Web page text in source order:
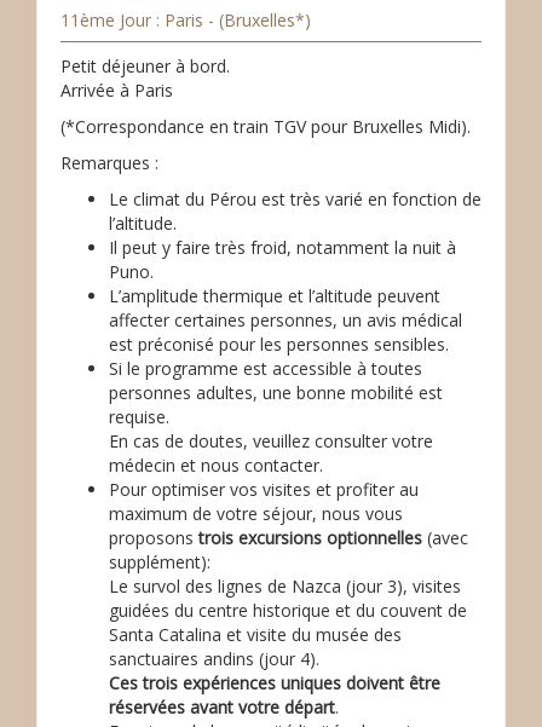
11ème Jour : Paris - (Bruxelles*)
Petit déjeuner à bord.
Arrivée à Paris
(*Correspondance en train TGV pour Bruxelles Midi).
Remarques :
Le climat du Pérou est très varié en fonction de
l’altitude.
Il peut y faire très froid, notamment la nuit à
Puno.
L’amplitude thermique et l’altitude peuvent
affecter certaines personnes, un avis médical
est préconisé pour les personnes sensibles.
Si le programme est accessible à toutes
personnes adultes, une bonne mobilité est
requise.
En cas de doutes, veuillez consulter votre
médecin et nous contacter.
Pour optimiser vos visites et profiter au
maximum de votre séjour, nous vous
proposonstrois excursions optionnelles (avec
supplément):
Le survol des lignes de Nazca (jour 3), visites
guidées du centre historique et du couvent de
Santa Catalina et visite du musée des
sanctuaires andins (jour 4).
Ces trois expériences uniques doivent être
réservées avant votre départ.